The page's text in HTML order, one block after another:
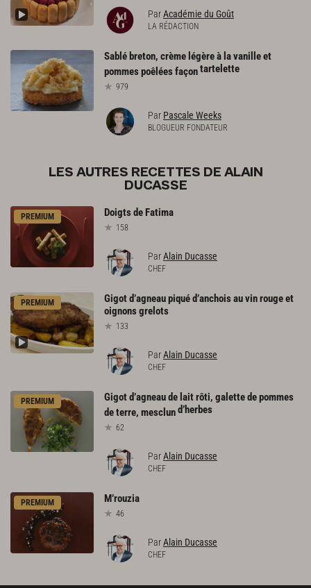
ParAcadémie du Goût
LA RÉDACTION
Sablé breton, crème légère à la vanille et
pommes poêlées façontartelette
979
Par Pascale Weeks
BLOGUEUR FONDATEUR
LES AUTRES RECETTES DE ALAIN
DUCASSE
PREMIUM Doigtsde Fatima
158
ParAlain Ducasse
CHEF
PREMIUM Gigotd’agneaupiquéd’anchoisauvinrougeet
oignonsgrelots
133
ParAlain Ducasse
CHEF
PREMIUM
Gigot d’agneau de lait rôti, galette de pommes
de terre, mesclund’herbes
62
ParAlain Ducasse
CHEF
PREMIUM M’rouzia
46
ParAlain Ducasse
CHEF